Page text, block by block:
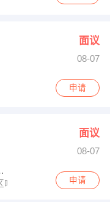
面议
08-07
申请
面议
08-07
有限公司
哈密市前进西路申请